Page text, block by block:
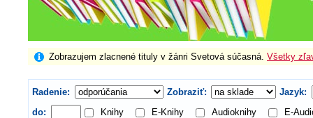
Zobrazujem zlacnené tituly v žánri Svetová súčasná. Všetky
Radenie: Zobraziť:
Jazyk:
do:
Knihy E-Knihy Audioknihy E-